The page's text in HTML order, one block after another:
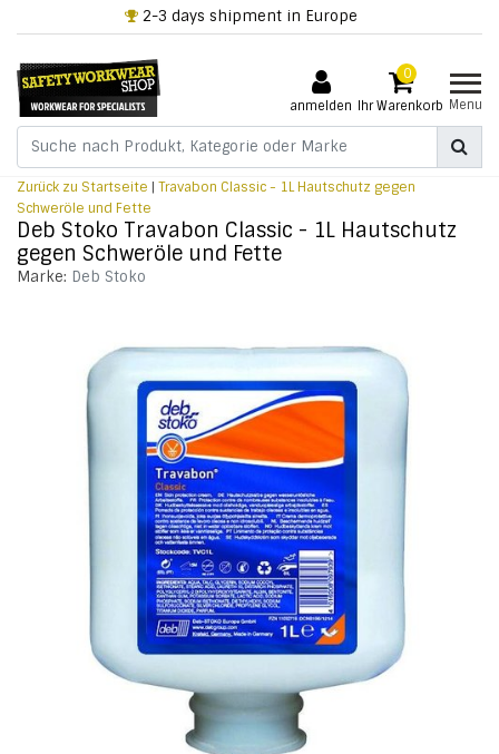
2-3 days shipment in Europe
anmelden
0
Ihr Warenkorb Menu
Zurück zu Startseite | Travabon Classic - 1L Hautschutz gegen
Schweröle und Fette
Deb Stoko Travabon Classic - 1L Hautschutz
gegen Schweröle und Fette
Marke: Deb Stoko